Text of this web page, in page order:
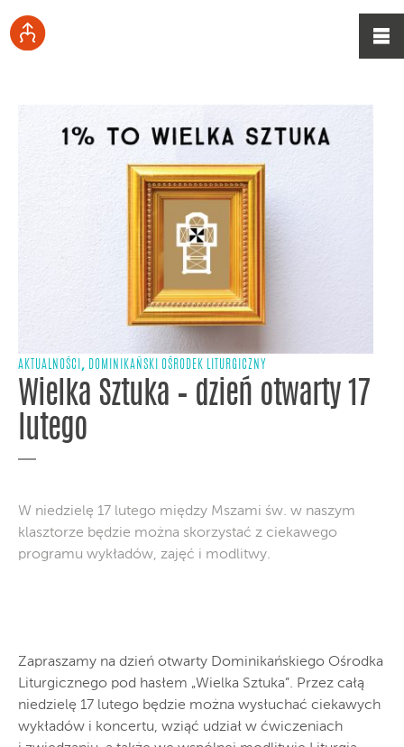
AKTUALNOŚCI , DOMINIKAŃSKI OŚRODEK LITURGICZNY
Wielka Sztuka – dzień otwarty 17
lutego
W niedzielę 17 lutego między Mszami św. w naszym
klasztorze będzie można skorzystać z ciekawego
programu wykładów, zajęć i modlitwy.
Zapraszamy na dzień otwarty Dominikańskiego Ośrodka
Liturgicznego pod hasłem „Wielka Sztuka”. Przez całą
niedzielę 17 lutego będzie można wysłuchać ciekawych
wykładów i koncertu, wziąć udział w ćwiczeniach